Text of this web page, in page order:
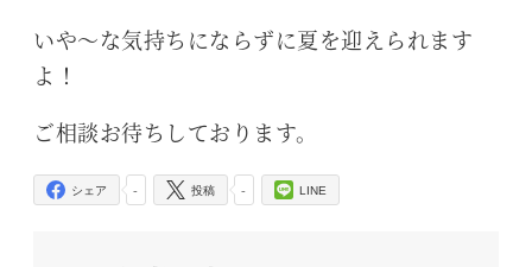
いや～な気持ちにならずに夏を迎えられます
よ！
ご相談お待ちしております。
-
シェア -
投稿 LINE